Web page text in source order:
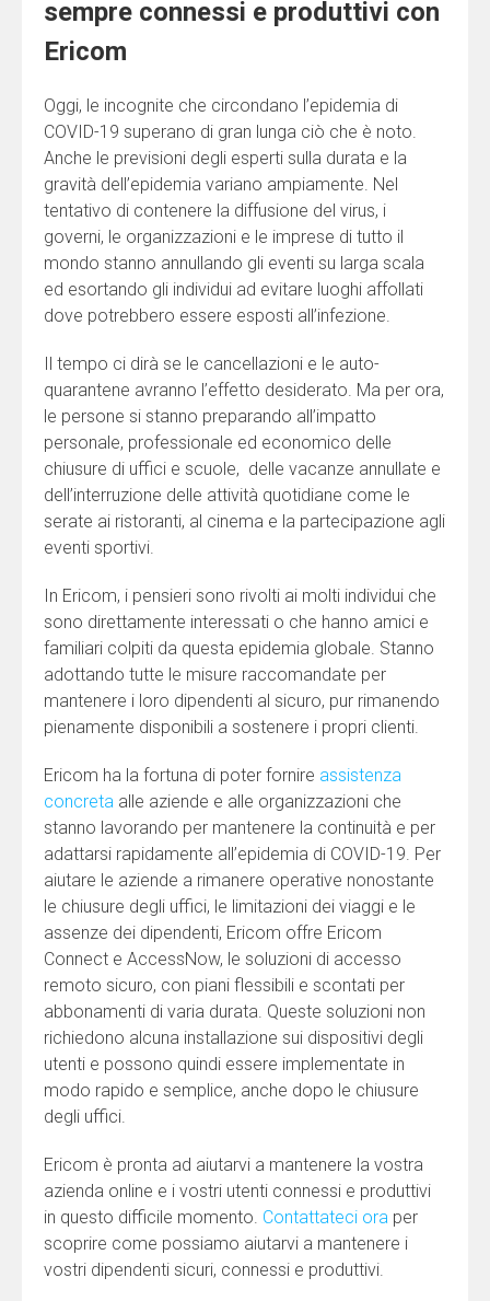
sempre connessi e produttivi con
Ericom
Oggi, le incognite che circondano l’epidemia di
COVID-19 superano di gran lunga ciò che è noto.
Anche le previsioni degli esperti sulla durata e la
gravità dell’epidemia variano ampiamente. Nel
tentativo di contenere la diffusione del virus, i
governi, le organizzazioni e le imprese di tutto il
mondo stanno annullando gli eventi su larga scala
ed esortando gli individui ad evitare luoghi affollati
dove potrebbero essere esposti all’infezione.
Il tempo ci dirà se le cancellazioni e le auto-
quarantene avranno l’effetto desiderato. Ma per ora,
le persone si stanno preparando all’impatto
personale, professionale ed economico delle
chiusure di uffici e scuole, delle vacanze annullate e
dell’interruzione delle attività quotidiane come le
serate ai ristoranti, al cinema e la partecipazione agli
eventi sportivi.
In Ericom, i pensieri sono rivolti ai molti individui che
sono direttamente interessati o che hanno amici e
familiari colpiti da questa epidemia globale. Stanno
adottando tutte le misure raccomandate per
mantenere i loro dipendenti al sicuro, pur rimanendo
pienamente disponibili a sostenere i propri clienti.
Ericom ha la fortuna di poter fornire assistenza
concreta alle aziende e alle organizzazioni che
stanno lavorando per mantenere la continuità e per
adattarsi rapidamente all’epidemia di COVID-19. Per
aiutare le aziende a rimanere operative nonostante
le chiusure degli uffici, le limitazioni dei viaggi e le
assenze dei dipendenti, Ericom offre Ericom
Connect e AccessNow, le soluzioni di accesso
remoto sicuro, con piani flessibili e scontati per
abbonamenti di varia durata. Queste soluzioni non
richiedono alcuna installazione sui dispositivi degli
utenti e possono quindi essere implementate in
modo rapido e semplice, anche dopo le chiusure
degli uffici.
Ericom è pronta ad aiutarvi a mantenere la vostra
azienda online e i vostri utenti connessi e produttivi
in questo difficile momento. Contattateci ora per
scoprire come possiamo aiutarvi a mantenere i
vostri dipendenti sicuri, connessi e produttivi.